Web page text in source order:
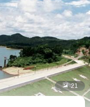
 21